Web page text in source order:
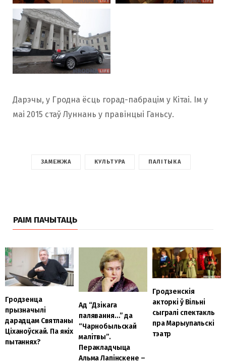
Дарэчы, у Гродна ёсць горад-пабрацім у Кітаі. Ім у
маі 2015 стаў Луннань у правінцыі Ганьсу.
ЗАМЕЖЖА КУЛЬТУРА ПАЛІТЫКА
РАІМ ПАЧЫТАЦЬ
Гродзенца
прызначылі
дарадцам Святланы
Ціханоўскай. Па якіх
пытаннях?
Ад “Дзікага
палявання…” да
“Чарнобыльскай
малітвы”.
Перакладчыца
Альма Лапінскене –
Гродзенскія
акторкі ў Вільні
сыгралі спектакль
пра Марыупальскі
тэатр